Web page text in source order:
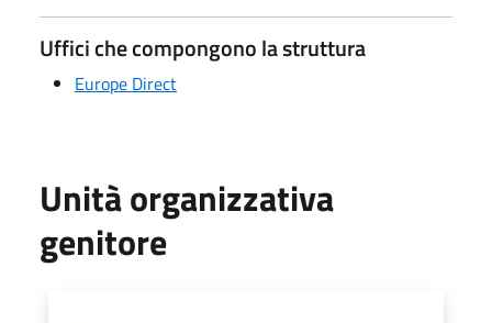
Uffici che compongono la struttura
Europe Direct
Unità organizzativa
genitore